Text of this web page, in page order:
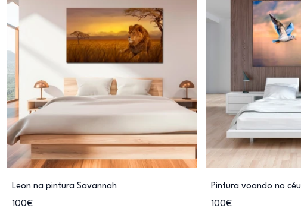
Leon na pintura Savannah
100€
Pintura voando no céu
100€